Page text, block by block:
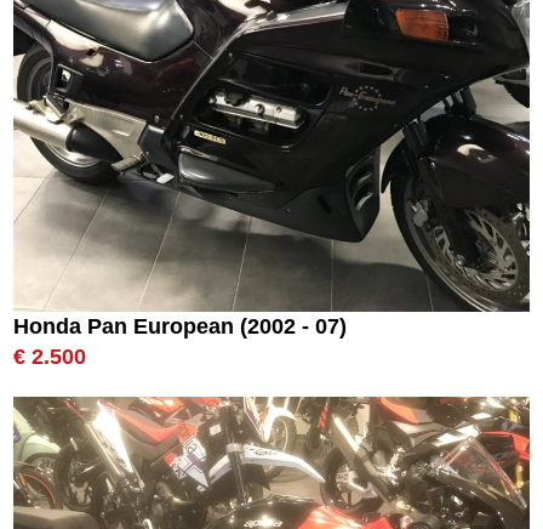
Honda Pan European (2002 - 07)
€ 2.500